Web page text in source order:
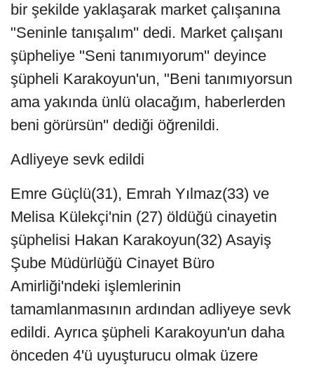
bir şekilde yaklaşarak market çalışanına
"Seninle tanışalım'' dedi. Market çalışanı
şüpheliye ''Seni tanımıyorum'' deyince
şüpheli Karakoyun'un, "Beni tanımıyorsun
ama yakında ünlü olacağım, haberlerden
beni görürsün'' dediği öğrenildi.
Adliyeye sevk edildi
Emre Güçlü(31), Emrah Yılmaz(33) ve
Melisa Külekçi'nin (27) öldüğü cinayetin
şüphelisi Hakan Karakoyun(32) Asayiş
Şube Müdürlüğü Cinayet Büro
Amirliği'ndeki işlemlerinin
tamamlanmasının ardından adliyeye sevk
edildi. Ayrıca şüpheli Karakoyun'un daha
önceden 4'ü uyuşturucu olmak üzere